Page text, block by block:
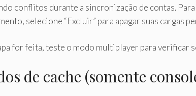
conflitos durante a sincronização de contas.
selecione “Excluir” para apagar suas cargas
for feita, teste o modo multiplayer para verificar
de cache (somente